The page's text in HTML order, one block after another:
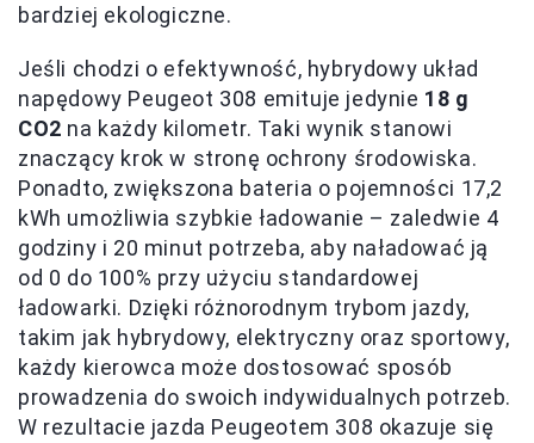
bardziej ekologiczne.
Jeśli chodzi o efektywność, hybrydowy układ
napędowy Peugeot 308 emituje jedynie 18 g
CO2 na każdy kilometr. Taki wynik stanowi
znaczący krok w stronę ochrony środowiska.
Ponadto, zwiększona bateria o pojemności 17,2
kWh umożliwia szybkie ładowanie – zaledwie 4
godziny i 20 minut potrzeba, aby naładować ją
od 0 do 100% przy użyciu standardowej
ładowarki. Dzięki różnorodnym trybom jazdy,
takim jak hybrydowy, elektryczny oraz sportowy,
każdy kierowca może dostosować sposób
prowadzenia do swoich indywidualnych potrzeb.
W rezultacie jazda Peugeotem 308 okazuje się